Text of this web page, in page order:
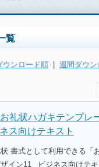
覧
ウンロード順 | 週間ダウ
礼状ハガキテンプレ
ス向けテキスト
書式として利用できる「
イン11_ ビジネス向けテ